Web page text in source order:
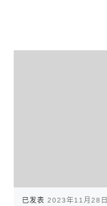
已发表 2023年11月28日